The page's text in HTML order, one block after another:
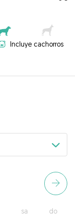
Incluye cachorros
sa do